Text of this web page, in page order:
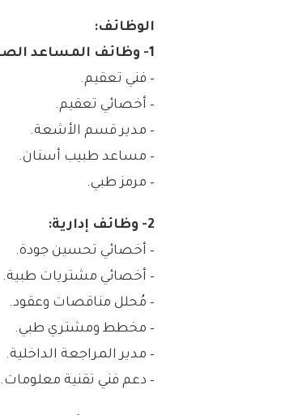
الوظائف:
1- وظائف المساعد الصحي:
– فني تعقيم.
– أخصائي تعقيم.
– مدير قسم الأشعة.
– مساعد طبيب أسنان.
– مرمز طبي.
2- وظائف إدارية:
– أخصائي تحسين جودة.
– أخصائي مشتريات طبية.
– مُحلل مناقصات وعقود.
– مخطط ومشتري طبي.
– مدير المراجعة الداخلية.
– دعم فني تقنية معلومات.